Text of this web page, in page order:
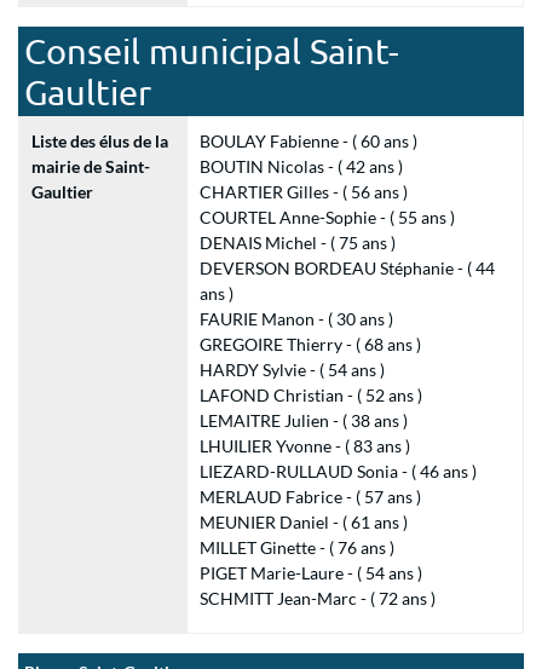
Conseil municipal Saint-
Gaultier
Liste des élus de la
mairie de Saint-
Gaultier
BOULAY Fabienne - ( 60 ans )
BOUTIN Nicolas - ( 42 ans )
CHARTIER Gilles - ( 56 ans )
COURTEL Anne-Sophie - ( 55 ans )
DENAIS Michel - ( 75 ans )
DEVERSON BORDEAU Stéphanie - ( 44
ans )
FAURIE Manon - ( 30 ans )
GREGOIRE Thierry - ( 68 ans )
HARDY Sylvie - ( 54 ans )
LAFOND Christian - ( 52 ans )
LEMAITRE Julien - ( 38 ans )
LHUILIER Yvonne - ( 83 ans )
LIEZARD-RULLAUD Sonia - ( 46 ans )
MERLAUD Fabrice - ( 57 ans )
MEUNIER Daniel - ( 61 ans )
MILLET Ginette - ( 76 ans )
PIGET Marie-Laure - ( 54 ans )
SCHMITT Jean-Marc - ( 72 ans )